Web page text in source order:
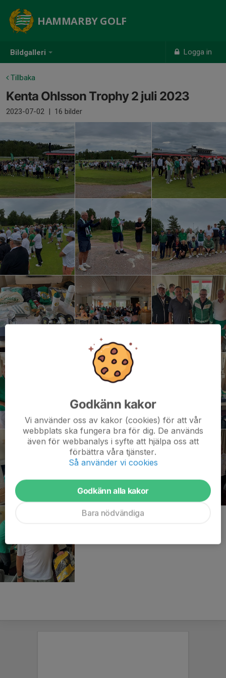
Bildgalleri Logga in
HAMMARBY GOLF
Tillbaka
Kenta Ohlsson Trophy 2 juli 2023
2023-07-02 | 16 bilder
Godkänn kakor
Vi använder oss av kakor (cookies) för att vår
webbplats ska fungera bra för dig. De används
även för webbanalys i syfte att hjälpa oss att
förbättra våra tjänster.
Så använder vi cookies
Godkänn alla kakor
Bara nödvändiga